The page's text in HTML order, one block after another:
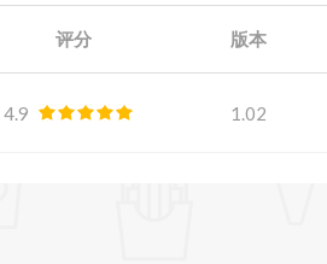
评分 版本
4.9 1.02